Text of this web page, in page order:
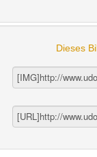
Dieses